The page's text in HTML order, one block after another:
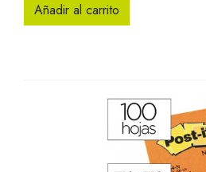
Añadir al carrito